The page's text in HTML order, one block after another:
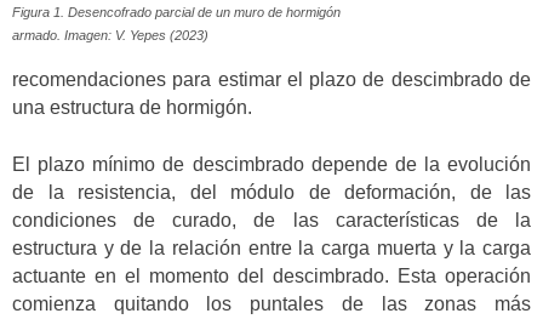
Figura 1. Desencofrado parcial de un muro de hormigón
armado. Imagen: V. Yepes (2023)
recomendaciones para estimar el plazo de descimbrado de
una estructura de hormigón.
El plazo mínimo de descimbrado depende de la evolución
de la resistencia, del módulo de deformación, de las
condiciones de curado, de las características de la
estructura y de la relación entre la carga muerta y la carga
actuante en el momento del descimbrado. Esta operación
comienza quitando los puntales de las zonas más